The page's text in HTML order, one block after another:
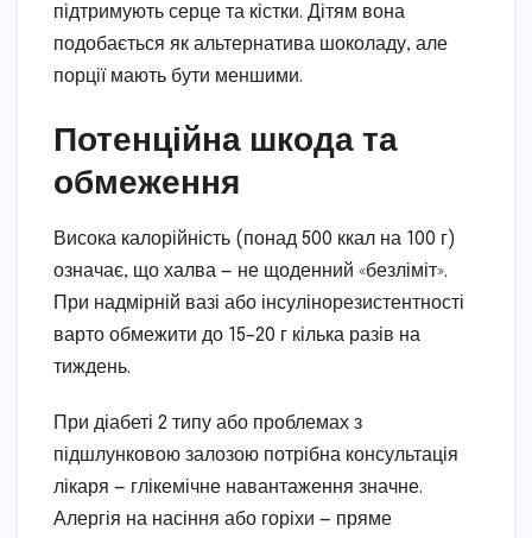
підтримують серце та кістки. Дітям вона
подобається як альтернатива шоколаду, але
порції мають бути меншими.
Потенційна шкода та
обмеження
Висока калорійність (понад 500 ккал на 100 г)
означає, що халва — не щоденний «безліміт».
При надмірній вазі або інсулінорезистентності
варто обмежити до 15–20 г кілька разів на
тиждень.
При діабеті 2 типу або проблемах з
підшлунковою залозою потрібна консультація
лікаря — глікемічне навантаження значне.
Алергія на насіння або горіхи — пряме